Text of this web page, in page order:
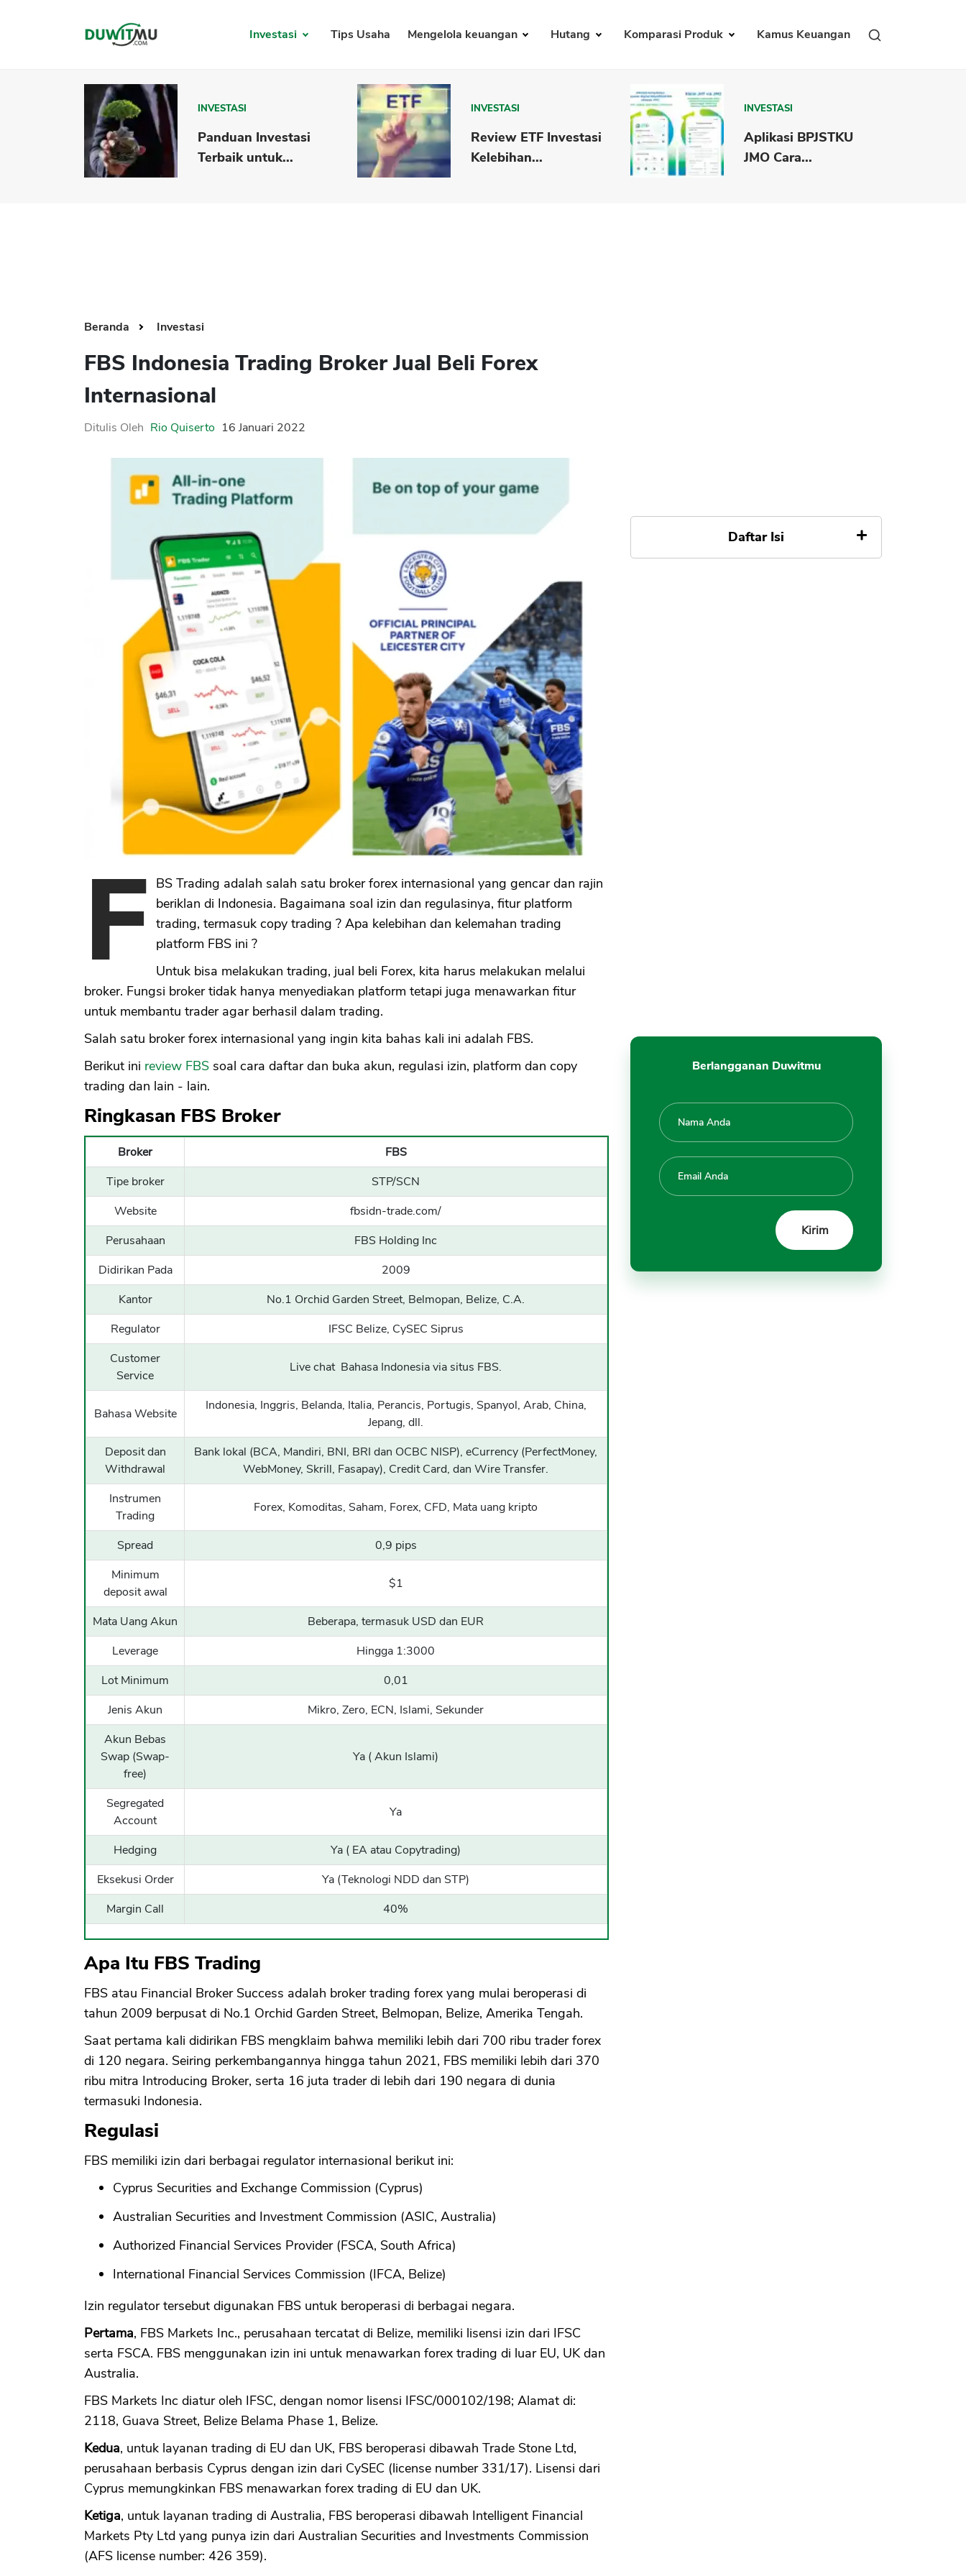
Investasi Tips Usaha Mengelola keuangan Hutang Komparasi Produk Kamus Keuangan
INVESTASI
Panduan Investasi
Terbaik untuk...
INVESTASI
Review ETF Investasi
Kelebihan...
INVESTASI
Aplikasi BPJSTKU
JMO Cara...
Beranda Investasi
FBS Indonesia Trading Broker Jual Beli Forex
Internasional
Ditulis Oleh Rio Quiserto 16 Januari 2022
F BS Trading adalah salah satu broker forex internasional yang gencar dan rajin
beriklan di Indonesia. Bagaimana soal izin dan regulasinya, fitur platform
trading, termasuk copy trading ? Apa kelebihan dan kelemahan trading
platform FBS ini ?
Untuk bisa melakukan trading, jual beli Forex, kita harus melakukan melalui
broker. Fungsi broker tidak hanya menyediakan platform tetapi juga menawarkan fitur
untuk membantu trader agar berhasil dalam trading.
Salah satu broker forex internasional yang ingin kita bahas kali ini adalah FBS.
Berikut ini review FBS soal cara daftar dan buka akun, regulasi izin, platform dan copy
trading dan lain - lain.
Ringkasan FBS Broker
Broker
FBS
Tipe broker
STP/SCN
Website
fbsidn-trade.com/
Perusahaan
FBS Holding Inc
Didirikan Pada
2009
Kantor
No.1 Orchid Garden Street, Belmopan, Belize, C.A.
Regulator
IFSC Belize, CySEC Siprus
Customer
Service
Live chat Bahasa Indonesia via situs FBS.
Bahasa Website
Indonesia, Inggris, Belanda, Italia, Perancis, Portugis, Spanyol, Arab, China,
Jepang, dll.
Deposit dan
Withdrawal
Bank lokal (BCA, Mandiri, BNI, BRI dan OCBC NISP), eCurrency (PerfectMoney,
WebMoney, Skrill, Fasapay), Credit Card, dan Wire Transfer.
Instrumen
Trading
Forex, Komoditas, Saham, Forex, CFD, Mata uang kripto
Spread
0,9 pips
Minimum
deposit awal
$1
Mata Uang Akun
Beberapa, termasuk USD dan EUR
Leverage
Hingga 1:3000
Lot Minimum
0,01
Jenis Akun
Mikro, Zero, ECN, Islami, Sekunder
Akun Bebas
Swap (Swap-
free)
Ya ( Akun Islami)
Segregated
Account
Ya
Hedging
Ya ( EA atau Copytrading)
Eksekusi Order
Ya (Teknologi NDD dan STP)
Margin Call
40%
Apa Itu FBS Trading
FBS atau Financial Broker Success adalah broker trading forex yang mulai beroperasi di
tahun 2009 berpusat di No.1 Orchid Garden Street, Belmopan, Belize, Amerika Tengah.
Saat pertama kali didirikan FBS mengklaim bahwa memiliki lebih dari 700 ribu trader forex
di 120 negara. Seiring perkembangannya hingga tahun 2021, FBS memiliki lebih dari 370
ribu mitra Introducing Broker, serta 16 juta trader di lebih dari 190 negara di dunia
termasuki Indonesia.
Regulasi
FBS memiliki izin dari berbagai regulator internasional berikut ini:
Cyprus Securities and Exchange Commission (Cyprus)
Australian Securities and Investment Commission (ASIC, Australia)
Authorized Financial Services Provider (FSCA, South Africa)
International Financial Services Commission (IFCA, Belize)
Izin regulator tersebut digunakan FBS untuk beroperasi di berbagai negara.
Pertama, FBS Markets Inc., perusahaan tercatat di Belize, memiliki lisensi izin dari IFSC
serta FSCA. FBS menggunakan izin ini untuk menawarkan forex trading di luar EU, UK dan
Australia.
FBS Markets Inc diatur oleh IFSC, dengan nomor lisensi IFSC/000102/198; Alamat di:
2118, Guava Street, Belize Belama Phase 1, Belize.
Kedua, untuk layanan trading di EU dan UK, FBS beroperasi dibawah Trade Stone Ltd,
perusahaan berbasis Cyprus dengan izin dari CySEC (license number 331/17). Lisensi dari
Cyprus memungkinkan FBS menawarkan forex trading di EU dan UK.
Ketiga, untuk layanan trading di Australia, FBS beroperasi dibawah Intelligent Financial
Markets Pty Ltd yang punya izin dari Australian Securities and Investments Commission
(AFS license number: 426 359).
Daftar Isi
FBS Copy Trading
a. Overnight Fees
Kelebihan FBS Trading
Kelemahan FBS Trading
Berlangganan Duwitmu